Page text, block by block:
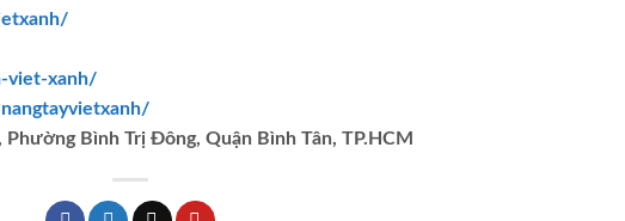
viet-xanh/
Bình Trị Đông, Quận Bình Tân, TP.HCM